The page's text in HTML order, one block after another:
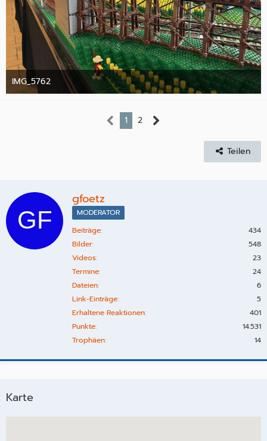
IMG_5762
10. Oktober 2025
1 2
Teilen
gfoetz
MODERATOR
Beiträge
434
Bilder
548
Videos
23
Termine
24
Dateien
6
Link-Einträge
5
Erhaltene Reaktionen
401
Punkte
14.531
Trophäen
14
Karte